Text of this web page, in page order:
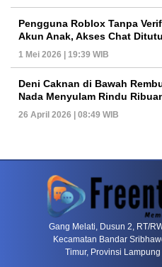
Pengguna Roblox Tanpa
Akun Anak, Akses Chat
1 Mei 2026 | 19:39 WIB
Deni Caknan di Bawah
Nada Menyulam Rindu
26 April 2026 | 08:49 WIB
PETIR800 LOGIN PETIR800 Baccarat
Gang Melati, Dusun 2, RT/
Kecamatan Bandar
Timur, Provinsi